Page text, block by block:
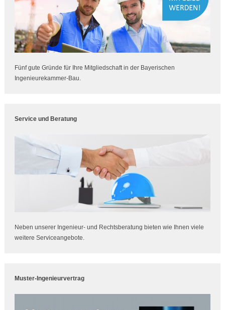
Fünf gute Gründe für Ihre Mitgliedschaft in der Bayerischen
Ingenieurekammer-Bau.
Service und Beratung
Neben unserer Ingenieur- und Rechtsberatung bieten wie Ihnen viele
weitere Serviceangebote.
Muster-Ingenieurvertrag